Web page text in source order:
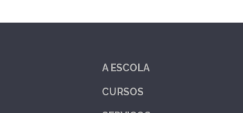
A ESCOLA
CURSOS